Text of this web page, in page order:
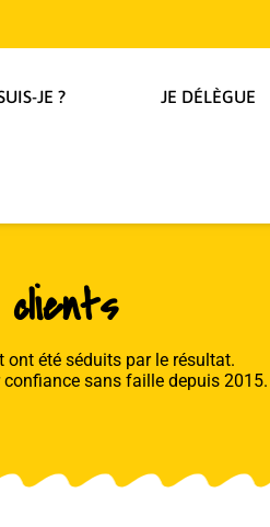
JE ? JE DÉLÈGUE
ont été séduits par le résultat.
sans faille depuis 2015.